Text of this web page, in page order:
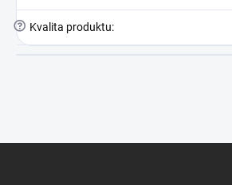
? Kvalita produktu: